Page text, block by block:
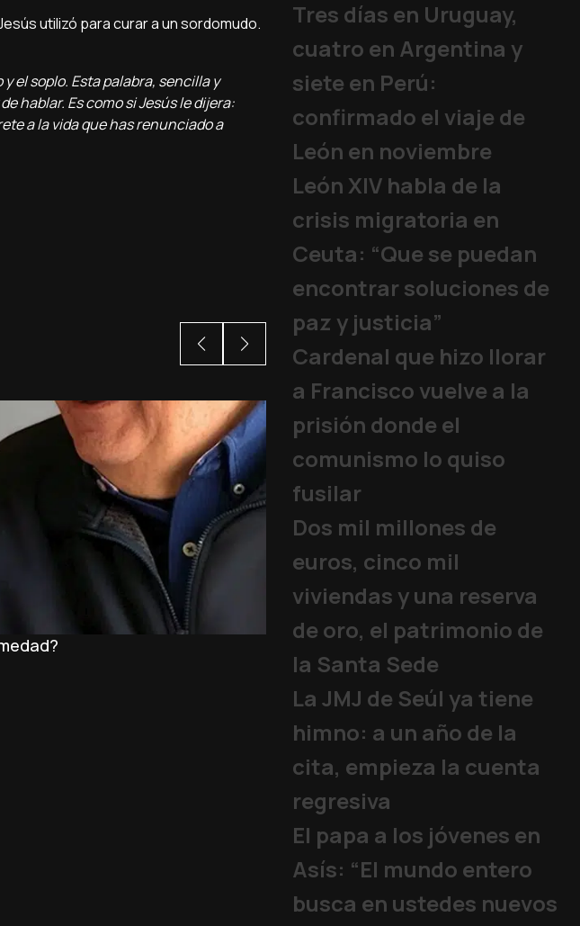
utilizó para curar a un sordomudo.
el soplo. Esta palabra, sencilla y
hablar. Es como si Jesús le dijera:
a la vida que has renunciado a
¿Por qué
Papa
Tres días en Uruguay,
cuatro en Argentina y
siete en Perú:
confirmado el viaje de
León en noviembre
León XIV habla de la
crisis migratoria en
Ceuta: “Que se puedan
encontrar soluciones de
paz y justicia”
Cardenal que hizo llorar
a Francisco vuelve a la
prisión donde el
comunismo lo quiso
fusilar
Dos mil millones de
euros, cinco mil
viviendas y una reserva
de oro, el patrimonio de
la Santa Sede
La JMJ de Seúl ya tiene
himno: a un año de la
cita, empieza la cuenta
regresiva
El papa a los jóvenes en
Asís: “El mundo entero
busca en ustedes nuevos